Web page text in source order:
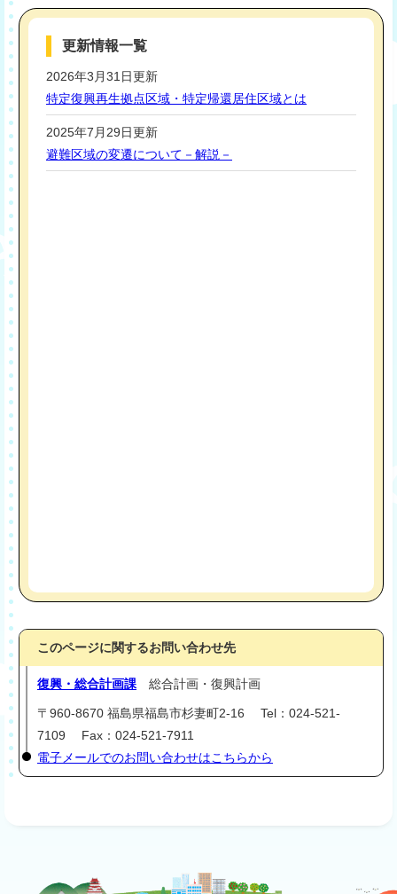
このページに関するお問い合わせ先
復興・総合計画課 総合計画・復興計画
〒960-8670 福島県福島市杉妻町2-16 Tel：024-521-
7109 Fax：024-521-7911
電子メールでのお問い合わせはこちらから